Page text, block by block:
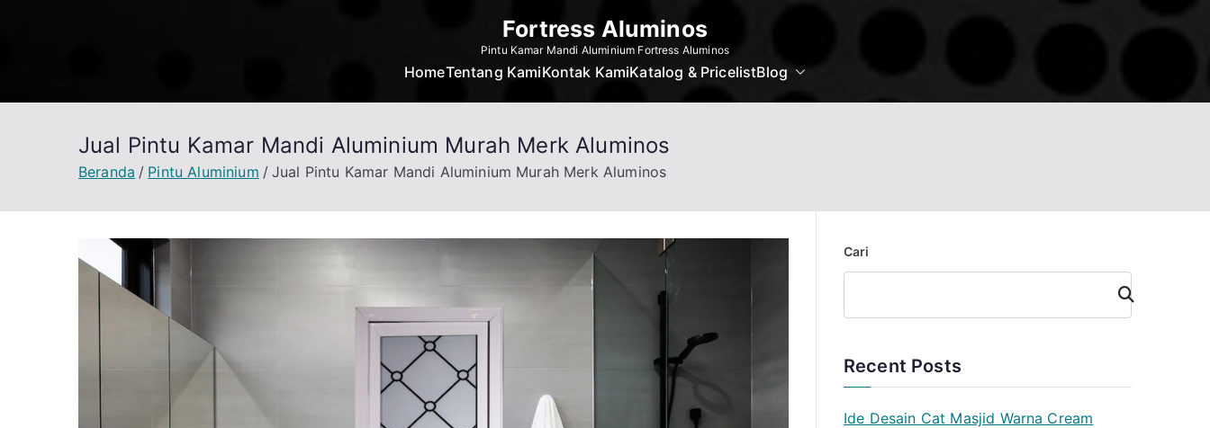
Fortress Aluminos
Pintu Kamar Mandi Aluminium Fortress Aluminos
HomeTentang KamiKontak KamiKatalog & PricelistBlog
Jual Pintu Kamar Mandi Aluminium Murah Merk Aluminos
Beranda Pintu Aluminium Jual Pintu Kamar Mandi Aluminium Murah Merk Aluminos
Cari
Cari
Recent Posts
Ide Desain Cat Masjid Warna Cream